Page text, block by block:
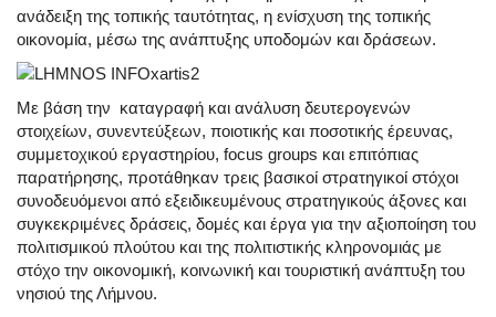
ανάδειξη της τοπικής ταυτότητας, η ενίσχυση της τοπικής
οικονομία, μέσω της ανάπτυξης υποδομών και δράσεων.
Με βάση την καταγραφή και ανάλυση δευτερογενών
στοιχείων, συνεντεύξεων, ποιοτικής και ποσοτικής έρευνας,
συμμετοχικού εργαστηρίου, focus groups και επιτόπιας
παρατήρησης, προτάθηκαν τρεις βασικοί στρατηγικοί στόχοι
συνοδευόμενοι από εξειδικευμένους στρατηγικούς άξονες και
συγκεκριμένες δράσεις, δομές και έργα για την αξιοποίηση του
πολιτισμικού πλούτου και της πολιτιστικής κληρονομιάς με
στόχο την οικονομική, κοινωνική και τουριστική ανάπτυξη του
νησιού της Λήμνου.